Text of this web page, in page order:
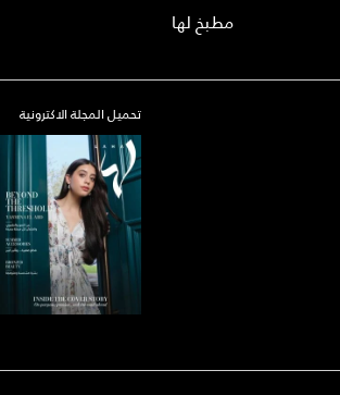
مطبخ لها
تحميل المجلة الاكترونية